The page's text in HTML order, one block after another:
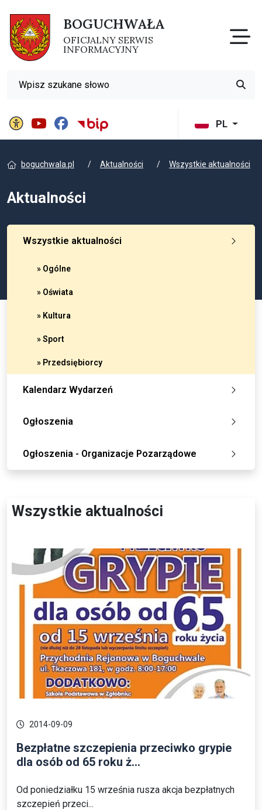
BOGUCHWAŁA
OFICJALNY SERWIS
INFORMACYJNY
PL
Panel ustawień witrynyBIP Gminy Boguchwała
Wyszukiwarka
boguchwala.pl Aktualności Wszystkie aktualności
Aktualności
Wszystkie aktualności
» Ogólne
» Oświata
» Kultura
» Sport
» Przedsiębiorcy
Kalendarz Wydarzeń
Ogłoszenia
Ogłoszenia - Organizacje Pozarządowe
Wszystkie aktualności
2014-09-09
Bezpłatne szczepienia przeciwko grypie
dla osób od 65 roku ż...
Od poniedziałku 15 września rusza akcja bezpłatnych
szczepień przeci...